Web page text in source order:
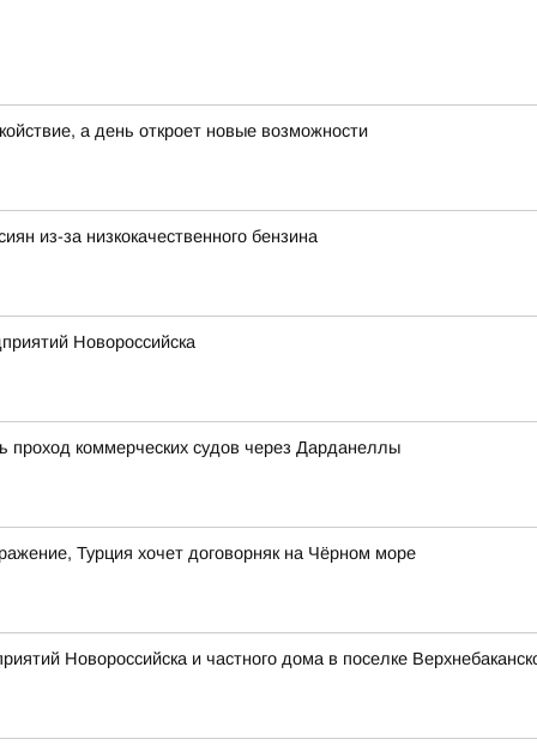
а день откроет новые возможности
из-за низкокачественного бензина
Новороссийска
проход коммерческих судов через Дарданеллы
Турция хочет договорняк на Чёрном море
Новороссийска и частного дома в поселке